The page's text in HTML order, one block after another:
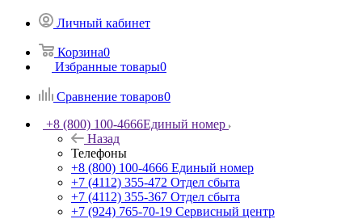
Личный кабинет
Корзина0
Избранные товары0
Сравнение товаров0
+8 (800) 100-4666Единый номер
Назад
Телефоны
+8 (800) 100-4666 Единый номер
+7 (4112) 355-472 Отдел сбыта
+7 (4112) 355-367 Отдел сбыта
+7 (924) 765-70-19 Сервисный центр